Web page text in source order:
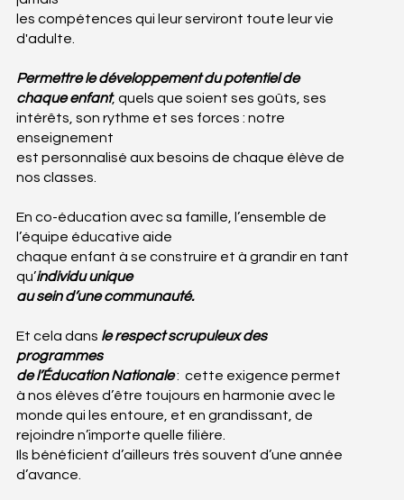
les compétences qui leur serviront toute leur vie
d'adulte.
Permettre le développement du potentiel de
chaque enfant, quels que soient ses goûts, ses
intérêts, son rythme et ses forces : notre
enseignement
est personnalisé aux besoins de chaque élève de
nos classes.
En co-éducation avec sa famille, l’ensemble de
l’équipe éducative aide
chaque enfant à se construire et à grandir en tant
qu’individu unique
au sein d’une communauté.
Et cela dans le respect scrupuleux des
programmes
de l’Éducation Nationale: cette exigence permet
à nos élèves d’être toujours en harmonie avec le
monde qui les entoure, et en grandissant, de
rejoindre n’importe quelle filière.
Ils bénéficient d’ailleurs très souvent d’une année
d’avance.